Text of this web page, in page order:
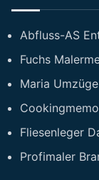
Abfluss-AS
Fuchs
Maria Umzüge
Fliesenleger